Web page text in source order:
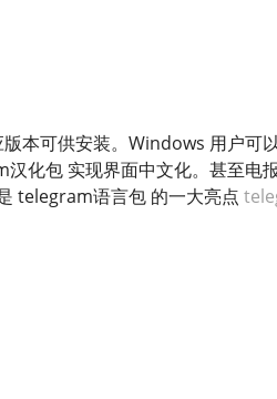
本可供安装。Windows 用户可
化包 实现界面中文化。甚至电
telegram语言包 的一大亮点